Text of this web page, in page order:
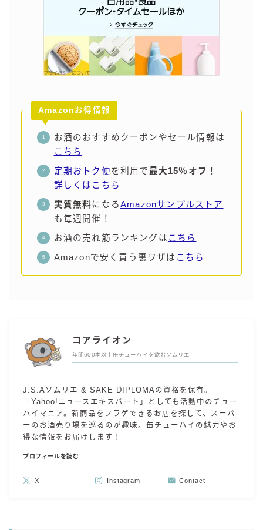
Amazonお得情報
お酒のおすすめクーポンやセール情報は
こちら
定期おトク便を利用で最大15％オフ ！
詳しくはこちら
実質無料になるAmazonサンプルストア
も毎週開催！
お酒の売れ筋ランキングは こちら
Amazonで安く買う裏ワザは こちら
コアライオン
年間600本以上缶チューハイを飲むソムリエ
J.S.Aソムリエ & SAKE DIPLOMAの資格を保有。
「Yahoo!ニュースエキスパート」としても活動中のチュー
ハイマニア。新商品をフラゲできるお店を探して、スーパ
ーのお酒売り場を巡るのが趣味。缶チューハイの魅力やお
得な情報をお届けします！
プロフィールを読む
X Instagram Contact